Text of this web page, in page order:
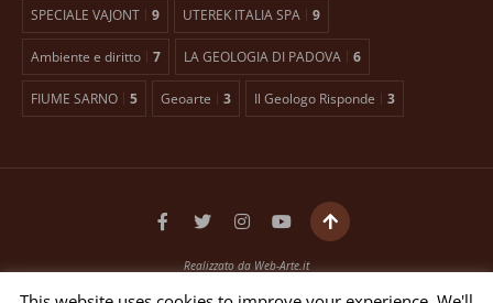
SPECIALE VAJONT 9 UTEREK ITALIA SPA 9
Ambiente e diritto 7 LA GEOLOGIA DI PADOVA 6
FIUME SARNO 5 Geoarte 3 Il Geologo Risponde 3
Realizzato da Web-Arte.it